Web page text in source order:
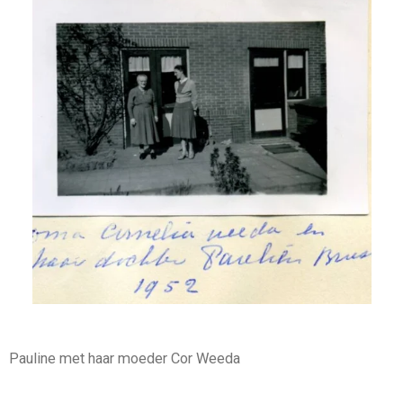
Pauline met haar moeder Cor Weeda